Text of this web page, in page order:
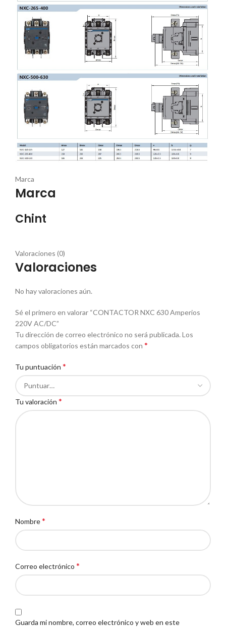
Marca
Marca
Chint
Valoraciones (0)
Valoraciones
No hay valoraciones aún.
Sé el primero en valorar “CONTACTOR NXC 630 Amperios
220V AC/DC”
Tu dirección de correo electrónico no será publicada. Los
campos obligatorios están marcados con *
Tu puntuación *
Tu valoración *
Nombre*
Correo electrónico *
Guarda mi nombre, correo electrónico y web en este